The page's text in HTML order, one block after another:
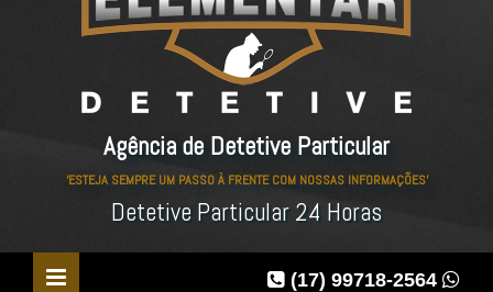
Agência de Detetive Particular
'ESTEJA SEMPRE UM PASSO À FRENTE COM NOSSAS INFORMAÇÕES'
Detetive Particular 24 Horas
(17) 99718-2564